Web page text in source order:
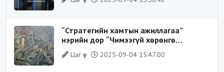
О.Баттөмөрт холбогдох хэрэг хаашаа
“Стратегийн хамтын ажиллагаа”
нэрийн дор “Чимээгүй хөрөнгө
хуримтлал”
Цаг үе 2025-09-04 15:47:00